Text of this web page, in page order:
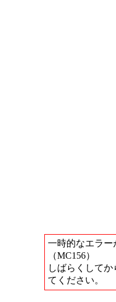
一時的なエラー
（MC156）
しばらくして
てください。